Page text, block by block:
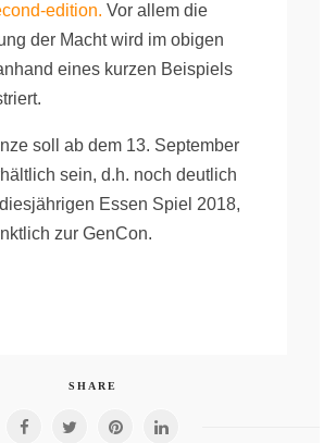
edition. Vor allem die
der Macht wird im obigen
eines kurzen Beispiels
soll ab dem 13. September
sein, d.h. noch deutlich
Essen Spiel 2018,
zur GenCon.
SHARE